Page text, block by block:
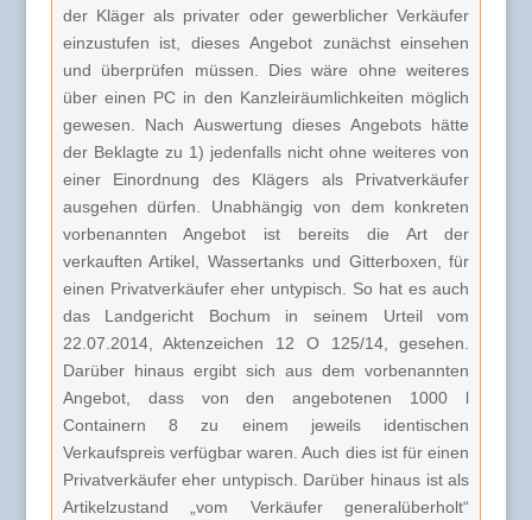
der Kläger als privater oder gewerblicher Verkäufer
einzustufen ist, dieses Angebot zunächst einsehen
und überprüfen müssen. Dies wäre ohne weiteres
über einen PC in den Kanzleiräumlichkeiten möglich
gewesen. Nach Auswertung dieses Angebots hätte
der Beklagte zu 1) jedenfalls nicht ohne weiteres von
einer Einordnung des Klägers als Privatverkäufer
ausgehen dürfen. Unabhängig von dem konkreten
vorbenannten Angebot ist bereits die Art der
verkauften Artikel, Wassertanks und Gitterboxen, für
einen Privatverkäufer eher untypisch. So hat es auch
das Landgericht Bochum in seinem Urteil vom
22.07.2014, Aktenzeichen 12 O 125/14, gesehen.
Darüber hinaus ergibt sich aus dem vorbenannten
Angebot, dass von den angebotenen 1000 l
Containern 8 zu einem jeweils identischen
Verkaufspreis verfügbar waren. Auch dies ist für einen
Privatverkäufer eher untypisch. Darüber hinaus ist als
Artikelzustand „vom Verkäufer generalüberholt“